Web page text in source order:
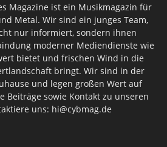
Magazine ist ein Musikmagazin für
Metal. Wir sind ein junges Team,
nur informiert, sondern ihnen
moderner Mediendienste wie
bietet und frischen Wind in die
bringt. Wir sind in der
und legen großen Wert auf
Beiträge sowie Kontakt zu unseren
uns: hi@cybmag.de